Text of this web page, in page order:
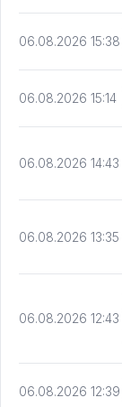
06.08.2026 15:38
06.08.2026 15:14
06.08.2026 14:43
06.08.2026 13:35
06.08.2026 12:43
06.08.2026 12:39